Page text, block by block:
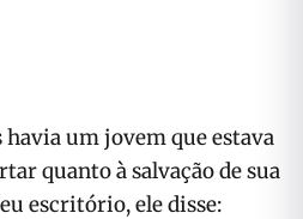
um jovem que estava
quanto à salvação de sua
escritório, ele disse: